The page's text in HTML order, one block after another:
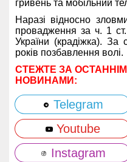
гривень та мобільний
Наразі відносно
провадження за ч. 1
України (крадіжка). За
років позбавлення волі.
СТЕЖТЕ ЗА
НОВИНАМИ:
Telegram
Youtube
Instagram